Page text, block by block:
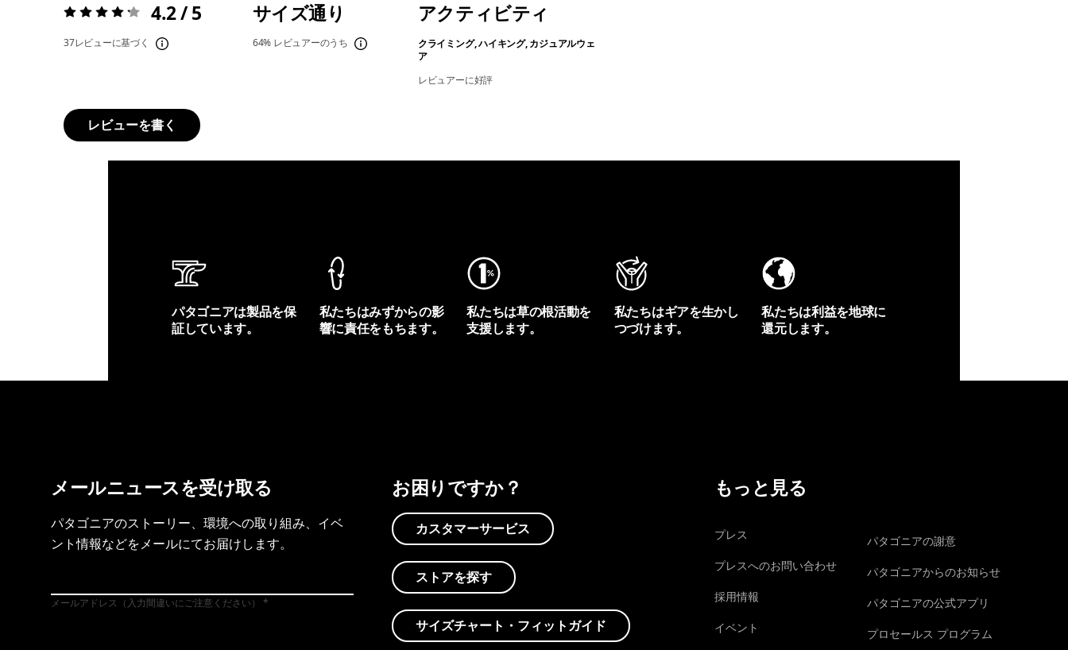
評価:4.2 / 5 4.2 / 5
37レビューに基づく
サイズ通り
64% レビュアーのうち
アクティビティ
クライミング, ハイキング, カジュアルウェ
ア
レビュアーに好評
レビューを書く
パタゴニアは製品を保
証しています。
私たちはみずからの影
響に責任をもちます。
私たちは草の根活動を
支援します。
私たちはギアを生かし
つづけます。
私たちは利益を地球に
還元します。
メールニュースを受け取る
パタゴニアのストーリー、環境への取り組み、イベ
ント情報などをメールにてお届けします。
メールアドレス（入力間違いにご注意ください）
お困りですか？
カスタマーサービス
ストアを探す
サイズチャート・フィットガイド
もっと見る
プレス
プレスへのお問い合わせ
採用情報
イベント
パタゴニアの謝意
パタゴニアからのお知らせ
パタゴニアの公式アプリ
プロセールス プログラム